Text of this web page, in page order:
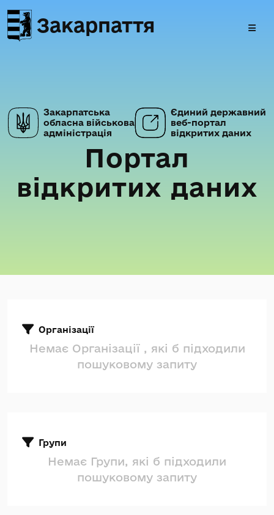
Закарпаття
Закарпатська
обласна військова
адміністрація
Єдиний державний
веб-портал
відкритих даних
Портал
відкритих даних
Організації
Немає Організації , які б підходили
пошуковому запиту
Групи
Немає Групи, які б підходили
пошуковому запиту